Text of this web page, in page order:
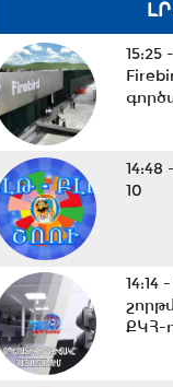
15:25 -
14:48 -
10
14:14 -
ՔԿՀ-